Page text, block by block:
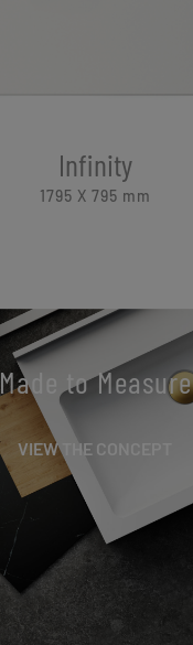
Infinity
1795 X 795 mm
Made to Measure
VIEW THE CONCEPT